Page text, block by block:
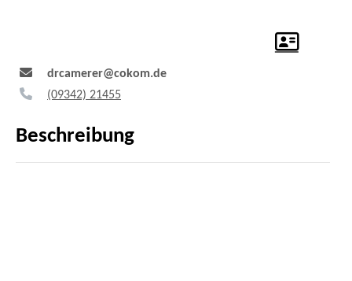
drcamerer@cokom.de
(09342) 21455
Beschreibung